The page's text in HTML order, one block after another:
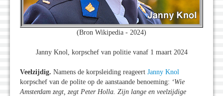
(Bron Wikipedia - 2024)
Janny Knol, korpschef van politie vanaf 1 maart 2024
Veelzijdig. Namens de korpsleiding reageert Janny Knol
korpschef van de polite op de aanstaande benoeming: ‘Wie
Amsterdam zegt, zegt Peter Holla. Zijn lange en veelzijdige